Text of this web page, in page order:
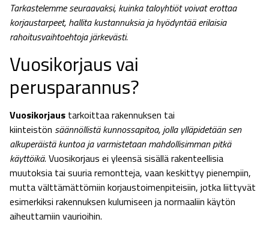
Tarkastelemme seuraavaksi, kuinka taloyhtiöt voivat erottaa
korjaustarpeet, hallita kustannuksia ja hyödyntää erilaisia
rahoitusvaihtoehtoja järkevästi.
Vuosikorjaus vai
perusparannus?
Vuosikorjaus tarkoittaa rakennuksen tai
kiinteistön säännöllistä kunnossapitoa, jolla ylläpidetään sen
alkuperäistä kuntoa ja varmistetaan mahdollisimman pitkä
käyttöikä.Vuosikorjaus ei yleensä sisällä rakenteellisia
muutoksia tai suuria remontteja, vaan keskittyy pienempiin,
mutta välttämättömiin korjaustoimenpiteisiin, jotka liittyvät
esimerkiksi rakennuksen kulumiseen ja normaaliin käytön
aiheuttamiin vaurioihin.